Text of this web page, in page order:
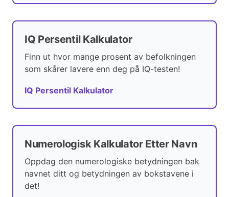
IQ Persentil Kalkulator
Finn ut hvor mange prosent av befolkningen
som skårer lavere enn deg på IQ-testen!
IQ Persentil Kalkulator
Numerologisk Kalkulator Etter Navn
Oppdag den numerologiske betydningen bak
navnet ditt og betydningen av bokstavene i
det!